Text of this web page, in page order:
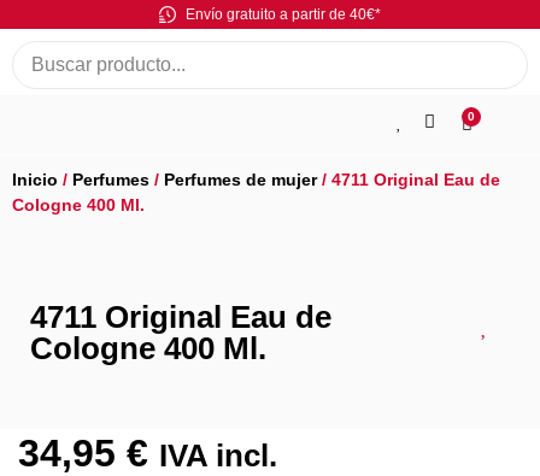
Envío gratuito a partir de 40€*
0
Inicio / Perfumes / Perfumes de mujer/ 4711 Original Eau de
Cologne 400 Ml.
4711 Original Eau de
Cologne 400 Ml.
34,95 € IVA incl.